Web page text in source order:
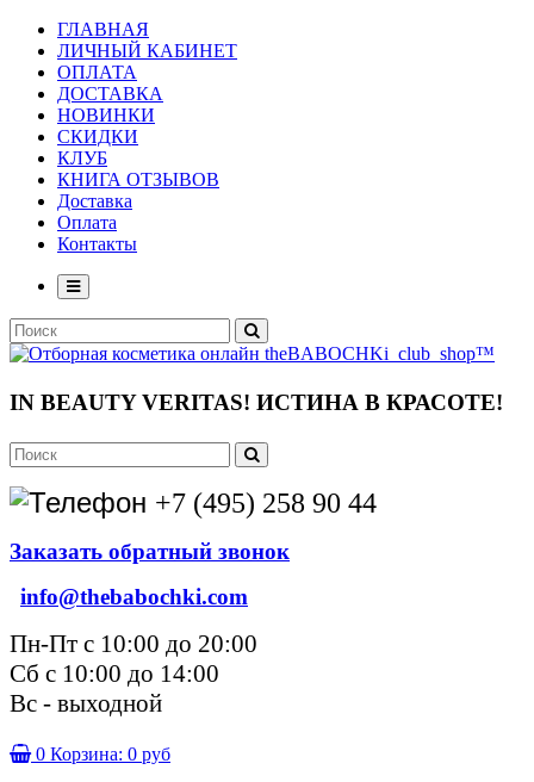
ГЛАВНАЯ
ЛИЧНЫЙ КАБИНЕТ
ОПЛАТА
ДОСТАВКА
НОВИНКИ
СКИДКИ
КЛУБ
КНИГА ОТЗЫВОВ
Доставка
Оплата
Контакты
IN BEAUTY VERITAS! ИСТИНА В КРАСОТЕ!
+7 (495) 258 90 44
Заказать обратный звонок
info@thebabochki.com
Пн-Пт с 10:00 до 20:00
Сб с 10:00 до 14:00
Вс - выходной
0 Корзина: 0 руб